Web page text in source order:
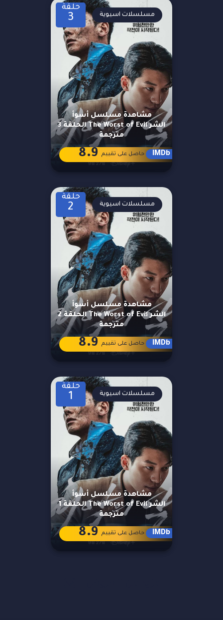
حلقة
3
مشاهدة مسلسل أسوأ
الشر The Worst of Evil الحلقة 3
مترجمة
مسلسلات اسيوية
IMDb حاصل على تقييم 8.9
حلقة
2
مشاهدة مسلسل أسوأ
الشر The Worst of Evil الحلقة 2
مترجمة
مسلسلات اسيوية
IMDb حاصل على تقييم 8.9
حلقة
1
مشاهدة مسلسل أسوأ
الشر The Worst of Evil الحلقة 1
مترجمة
مسلسلات اسيوية
IMDb حاصل على تقييم 8.9